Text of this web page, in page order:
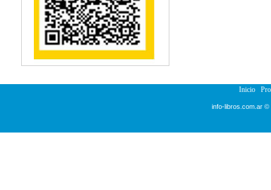
Reumatología
Salud Pública
Semiología
Terapia Ocupacional
Urología
Inicio
info-libros.com.ar